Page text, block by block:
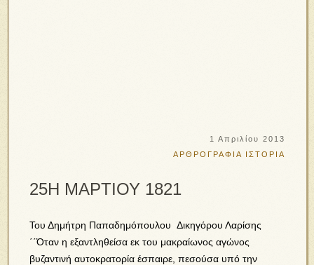
1 Απριλίου 2013
ΑΡΘΡΟΓΡΑΦΙΑ ΙΣΤΟΡΙΑ
25Η ΜΑΡΤΙΟΥ 1821
Του Δημήτρη Παπαδημόπουλου Δικηγόρου Λαρίσης
΄΄Όταν η εξαντληθείσα εκ του μακραίωνος αγώνος
βυζαντινή αυτοκρατορία έσπαιρε, πεσούσα υπό την